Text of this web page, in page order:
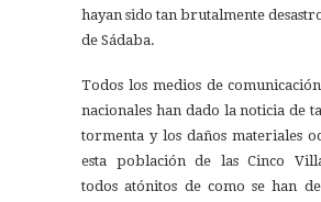
hayan sido tan brutalmente
de Sádaba.
Todos los medios de
nacionales han dado la noticia de
tormenta y los daños materiales
esta población de las Cinco
todos atónitos de como se han